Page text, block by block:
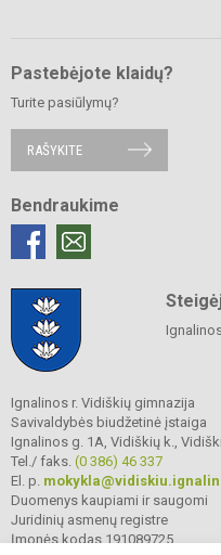
Pastebėjote klaidų?
Turite pasiūlymų?
RAŠYKITE
Bendraukime
Ignalinos r. Vidiškių gimnazija
Savivaldybės biudžetinė įstaiga
Ignalinos g. 1A, Vidiškių k.,
Tel./ faks. (0 386) 46 337
El. p.
Duomenys kaupiami ir saugomi
Juridinių asmenų registre
Įmonės kodas 191089725